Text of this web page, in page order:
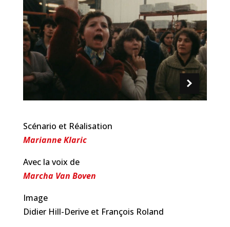
Scénario et Réalisation
Marianne Klaric
Avec la voix de
Marcha Van Boven
Image
Didier Hill-Derive et François Roland